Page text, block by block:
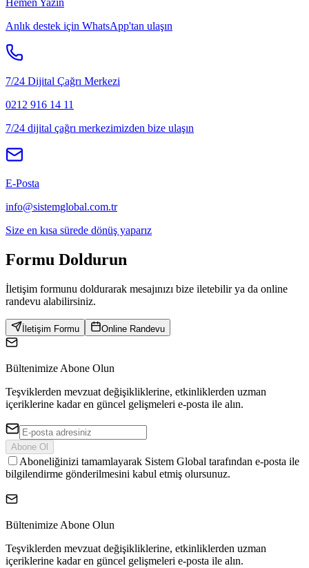
Hemen Yazın
Anlık destek için WhatsApp'tan ulaşın
7/24 Dijital Çağrı Merkezi
0212 916 14 11
7/24 dijital çağrı merkezimizden bize ulaşın
E-Posta
info@sistemglobal.com.tr
Size en kısa sürede dönüş yaparız
Formu Doldurun
İletişim formunu doldurarak mesajınızı bize iletebilir ya da online
randevu alabilirsiniz.
İletişim Formu Online Randevu
Bültenimize Abone Olun
Teşviklerden mevzuat değişikliklerine, etkinliklerden uzman
içeriklerine kadar en güncel gelişmeleri e-posta ile alın.
Abone Ol
Aboneliğinizi tamamlayarak Sistem Global tarafından e-posta ile
bilgilendirme gönderilmesini kabul etmiş olursunuz.
Bültenimize Abone Olun
Teşviklerden mevzuat değişikliklerine, etkinliklerden uzman
içeriklerine kadar en güncel gelişmeleri e-posta ile alın.